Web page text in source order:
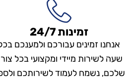
זמינות 24/7
אנחנו זמינים עבורכם ולמענכם
שעה לשירות מיידי ומקצועי בכל
שלכם, נשמח לעמוד לשירותכם